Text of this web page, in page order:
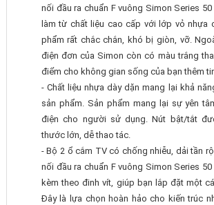
nối đầu ra chuẩn F vuông Simon Series
làm từ chất liệu cao cấp với lớp vỏ nhựa
phẩm rất chắc chắn, khó bị giòn, vỡ.
điện đơn của Simon còn có màu trắng
điểm cho không gian sống của bạn thêm
- Chất liệu nhựa dày dặn mang lại khả
sản phẩm. Sản phẩm mang lại sự yên
điện cho người sử dụng. Nút bật/tắt
thước lớn, dễ thao tác.
- Bộ 2 ổ cắm TV có chống nhiễu, dải tần
nối đầu ra chuẩn F vuông Simon Series
kèm theo đinh vít, giúp bạn lắp đặt một
Đây là lựa chọn hoàn hảo cho kiến trúc